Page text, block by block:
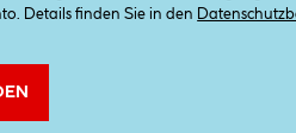
Details finden Sie in den